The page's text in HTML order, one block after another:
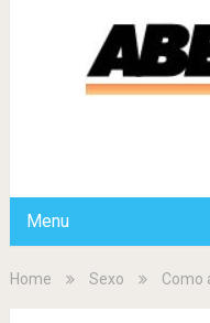
Menu
Home Sexo Como